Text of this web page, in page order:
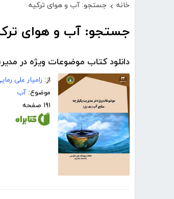
خانه › جستجو: آب و هوای ترکیه
جستجو: آب و هوای
دانلود کتاب موضوعات ویژه در
از: رامیار علی
موضوع: آب
۱۹۱ صفحه